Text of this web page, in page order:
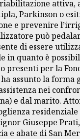
Parkinson o
e prevenire
può
di essere
quanto è
presenti per la
assunto la
nei
e dal marito.
Giuseppe
e abate di San